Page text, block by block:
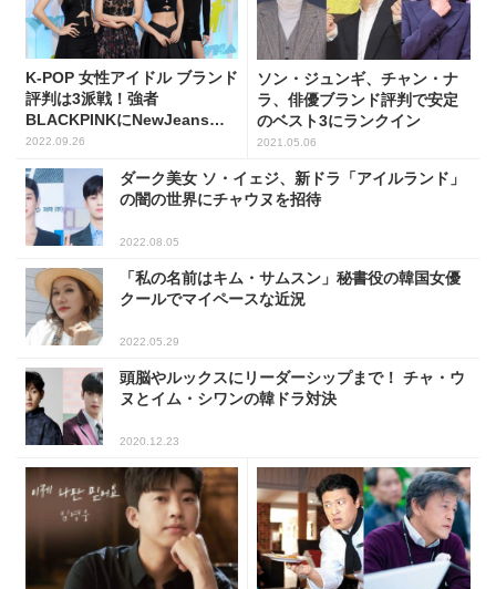
K-POP 女性アイドル ブランド
評判は3派戦！強者
BLACKPINKにNewJeansが
挑戦状？
2022.09.26
ソン・ジュンギ、チャン・ナ
ラ、俳優ブランド評判で安定
のベスト3にランクイン
2021.05.06
ダーク美女 ソ・イェジ、新ドラ「アイルランド」
の闇の世界にチャウヌを招待
2022.08.05
「私の名前はキム・サムスン」秘書役の韓国女優
クールでマイペースな近況
2022.05.29
頭脳やルックスにリーダーシップまで！ チャ・ウ
ヌとイム・シワンの韓ドラ対決
2020.12.23